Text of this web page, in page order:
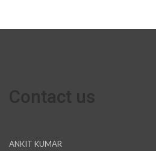
ANKIT KUMAR